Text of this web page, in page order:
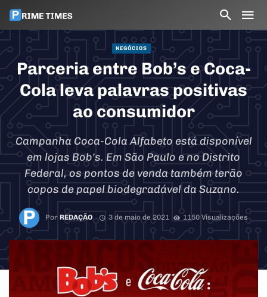
NEGÓCIOS
Parceria entre Bob’s e Coca-
Cola leva palavras positivas
ao consumidor
Campanha Coca-Cola Alfabeto está disponível
em lojas Bob's. Em São Paulo e no Distrito
Federal, os pontos de venda também terão
copos de papel biodegradável da Suzano.
PorREDAÇÃO 3 de maio de 2021 1150 Visualizações